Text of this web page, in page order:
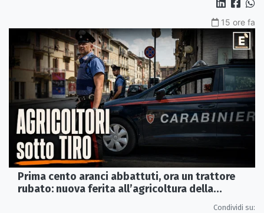
15 ore fa
Prima cento aranci abbattuti, ora un trattore
rubato: nuova ferita all’agricoltura della
Condividi su: